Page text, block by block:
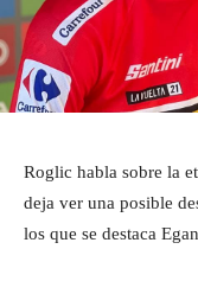
Roglic habla sobre la
deja ver una posible
los que se destaca